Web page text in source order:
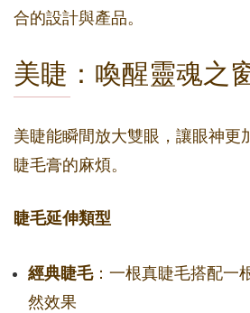
合的設計與產品。
美睫：喚醒靈魂之
美睫能瞬間放大雙眼，讓眼神更
睫毛膏的麻煩。
睫毛延伸類型
經典睫毛：一根真睫毛搭配一
然效果